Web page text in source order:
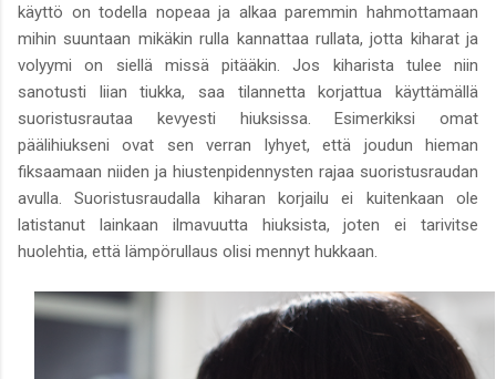
käyttö on todella nopeaa ja alkaa paremmin hahmottamaan
mihin suuntaan mikäkin rulla kannattaa rullata, jotta kiharat ja
volyymi on siellä missä pitääkin. Jos kiharista tulee niin
sanotusti liian tiukka, saa tilannetta korjattua käyttämällä
suoristusrautaa kevyesti hiuksissa. Esimerkiksi omat
päälihiukseni ovat sen verran lyhyet, että joudun hieman
fiksaamaan niiden ja hiustenpidennysten rajaa suoristusraudan
avulla. Suoristusraudalla kiharan korjailu ei kuitenkaan ole
latistanut lainkaan ilmavuutta hiuksista, joten ei tarivitse
huolehtia, että lämpörullaus olisi mennyt hukkaan.